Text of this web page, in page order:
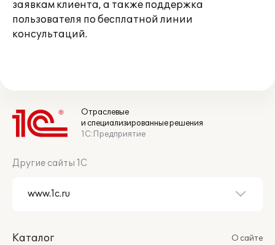
заявкам клиента, а также поддержка
пользователя по бесплатной линии
консультаций.
Отраслевые
и специализированные решения
1С:Предприятие
Другие сайты 1С
Каталог
О сайте